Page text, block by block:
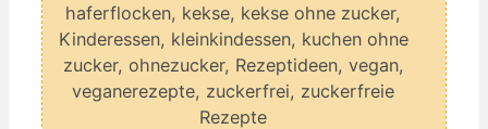
haferflocken, kekse, kekse ohne zucker,
Kinderessen, kleinkindessen, kuchen ohne
zucker, ohnezucker, Rezeptideen, vegan,
veganerezepte, zuckerfrei, zuckerfreie
Rezepte